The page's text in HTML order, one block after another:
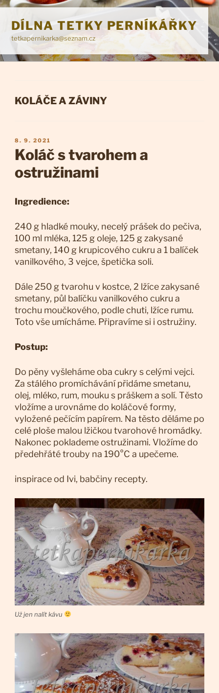
Přejít
obsahu
webu
DÍLNA TETKY PERNÍKÁŘKY
tetkapernikarka@seznam.cz
RUBRIKY
KOLÁČE A ZÁVINY
PUBLIKOVÁNO
8. 9. 2021
Koláč s tvarohem a
ostružinami
Ingredience:
240 g hladké mouky, necelý prášek do pečiva,
100 ml mléka, 125 g oleje, 125 g zakysané
smetany, 140 g krupicového cukru a 1 balíček
vanilkového, 3 vejce, špetička soli.
Dále 250 g tvarohu v kostce, 2 lžíce zakysané
smetany, půl balíčku vanilkového cukru a
trochu moučkového, podle chuti, lžíce rumu.
Toto vše umícháme. Připravíme si i ostružiny.
Postup:
Do pěny vyšleháme oba cukry s celými vejci.
Za stálého promíchávání přidáme smetanu,
olej, mléko, rum, mouku s práškem a solí. Těsto
vložíme a urovnáme do koláčové formy,
vyložené pečícím papírem. Na těsto děláme po
celé ploše malou lžičkou tvarohové hromádky.
Nakonec poklademe ostružinami. Vložíme do
předehřáté trouby na 190°C a upečeme.
inspirace od Ivi, babčiny recepty.
Už jen nalít kávu